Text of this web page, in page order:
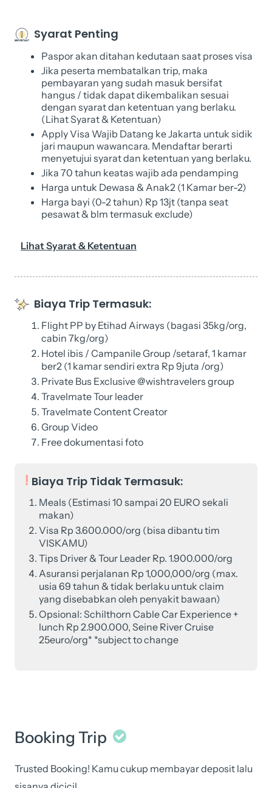
Syarat Penting
Paspor akan ditahan kedutaan saat proses visa
Jika peserta membatalkan trip, maka
pembayaran yang sudah masuk bersifat
hangus / tidak dapat dikembalikan sesuai
dengan syarat dan ketentuan yang berlaku.
(Lihat Syarat & Ketentuan)
Apply Visa Wajib Datang ke Jakarta untuk sidik
jari maupun wawancara. Mendaftar berarti
menyetujui syarat dan ketentuan yang berlaku.
Jika 70 tahun keatas wajib ada pendamping
Harga untuk Dewasa & Anak2 (1 Kamar ber-2)
Harga bayi (0-2 tahun) Rp 13jt (tanpa seat
pesawat & blm termasuk exclude)
Lihat Syarat & Ketentuan
Biaya Trip Termasuk:
Flight PP by Etihad Airways (bagasi 35kg/org,
cabin 7kg/org)
Hotel ibis / Campanile Group /setaraf, 1 kamar
ber2 (1 kamar sendiri extra Rp 9juta /org)
Private Bus Exclusive @wishtravelers group
Travelmate Tour leader
Travelmate Content Creator
Group Video
Free dokumentasi foto
Biaya Trip Tidak Termasuk:
Meals (Estimasi 10 sampai 20 EURO sekali
makan)
Visa Rp 3.600.000/org (bisa dibantu tim
VISKAMU)
Tips Driver & Tour Leader Rp. 1.900.000/org
Asuransi perjalanan Rp 1,000,000/org (max.
usia 69 tahun & tidak berlaku untuk claim
yang disebabkan oleh penyakit bawaan)
Opsional: Schilthorn Cable Car Experience +
lunch Rp 2.900.000, Seine River Cruise
25euro/org* *subject to change
Booking Trip
Trusted Booking! Kamu cukup membayar deposit lalu